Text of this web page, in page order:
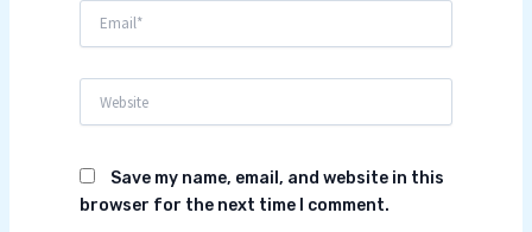
Save my name, email, and website in this
browser for the next time I comment.